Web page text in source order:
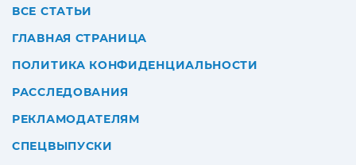
ВСЕ СТАТЬИ
ГЛАВНАЯ СТРАНИЦА
ПОЛИТИКА КОНФИДЕНЦИАЛЬНОСТИ
РАССЛЕДОВАНИЯ
РЕКЛАМОДАТЕЛЯМ
СПЕЦВЫПУСКИ